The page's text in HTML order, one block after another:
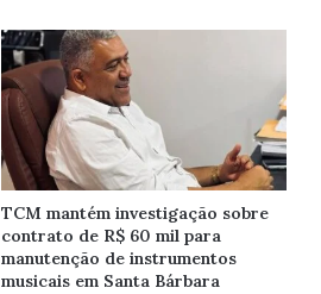
TCM mantém investigação sobre
contrato de R$ 60 mil para
manutenção de instrumentos
musicais em Santa Bárbara